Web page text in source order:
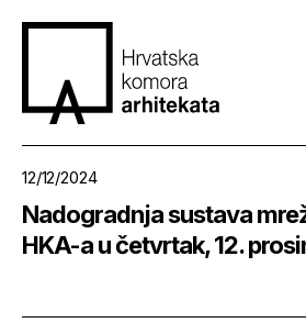
12/12/2024
Nadogradnja sustava
HKA-a u četvrtak, 12.